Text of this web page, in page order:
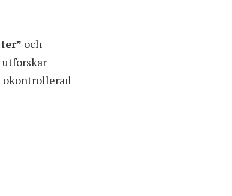
och
utforskar
okontrollerad